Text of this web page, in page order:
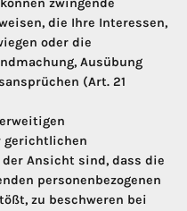
zwingende
die Ihre Interessen,
oder die
Ausübung
(Art. 21
gerichtlichen
Ansicht sind, dass die
personenbezogenen
zu beschweren bei